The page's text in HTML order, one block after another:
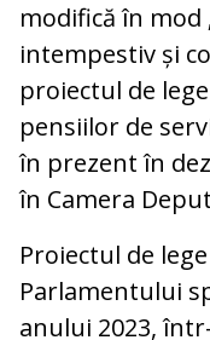
modifică în
intempestiv și
proiectul de
pensiilor de
în prezent în
în Camera
Proiectul de
Parlamentului
anului 2023,